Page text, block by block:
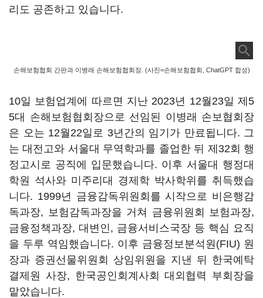
리도 공존하고 있습니다.
손해보험협회 간판과 이병래 손해보험협회장. (사진=손해보험협회, ChatGPT 합성)
10일 보험업계에 따르면 지난 2023년 12월23일 제5
5대 손해보험협회장으로 선임된 이병래 손보협회장
은 오는 12월22일로 3년간의 임기가 만료됩니다. 그
는 대전고와 서울대 무역학과를 졸업한 뒤 제32회 행
정고시로 공직에 입문했습니다. 이후 서울대 행정대
학원 석사와 미주리대 경제학 박사학위를 취득했습
니다. 1999년 금융감독위원회를 시작으로 비은행감
독과장, 보험감독과장을 거쳐 금융위원회 보험과장,
금융정책과장, 대변인, 금융서비스국장 등 핵심 요직
을 두루 역임했습니다. 이후 금융정보분석원(FIU) 원
장과 증권선물위원회 상임위원을 지낸 뒤 한국예탁
결제원 사장, 한국공인회계사회 대외협력 부회장을
맡았습니다.